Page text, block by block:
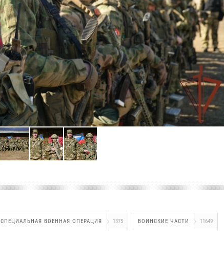
СПЕЦИАЛЬНАЯ ВОЕННАЯ ОПЕРАЦИЯ 1375 ВОИНСКИЕ ЧАСТИ 11649